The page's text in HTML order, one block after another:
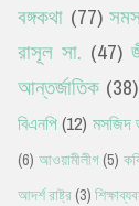
বঙ্গকথা (77)
রাসূল সা. (47)
আন্তর্জাতিক (38)
বিএনপি(12) মসজিদ
(6) আওয়ামীলীগ (5)
আদর্শ রাষ্ট্র (3)